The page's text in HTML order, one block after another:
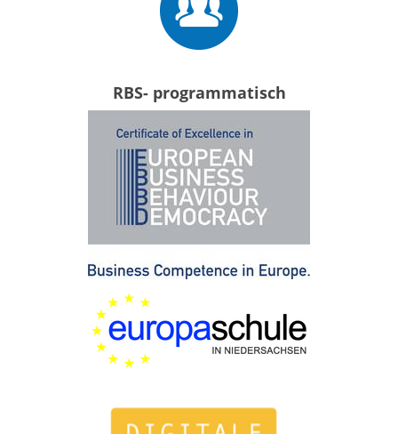
RBS- programmatisch